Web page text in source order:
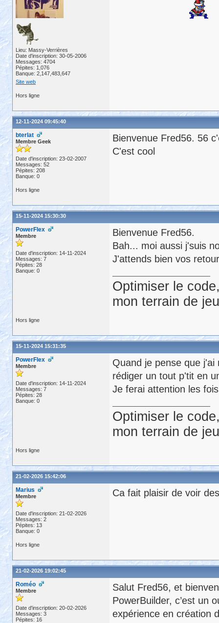
Lieu: Massy-Verrières
Date d'inscription: 30-05-2006
Messages: 4704
Pépites: 1,076
Banque: 2,147,483,647
Site web
Hors ligne
12-11-2024 09:45:40
bterlat
Membre Geek
Date d'inscription: 23-02-2007
Messages: 52
Pépites: 208
Banque: 0
Bienvenue Fred56. 56
C'est cool
Hors ligne
15-11-2024 15:30:30
PowerFlex
Membre
Date d'inscription: 14-11-2024
Messages: 7
Pépites: 28
Banque: 0
Bienvenue Fred56.
Bah... moi aussi j'suis
J'attends bien vos
Optimiser le
mon terrain de
Hors ligne
15-11-2024 15:31:35
PowerFlex
Membre
Date d'inscription: 14-11-2024
Messages: 7
Pépites: 28
Banque: 0
Quand je pense que
rédiger un tout p'tit en
Je ferai attention les
Optimiser le
mon terrain de
Hors ligne
21-02-2026 15:42:06
Marius
Membre
Date d'inscription: 21-02-2026
Messages: 2
Pépites: 13
Banque: 0
Ca fait plaisir de voir
Hors ligne
21-02-2026 19:02:45
Roméo
Membre
Date d'inscription: 20-02-2026
Messages: 3
Pépites: 16
Salut Fred56, et
PowerBuilder, c’est un
expérience en création